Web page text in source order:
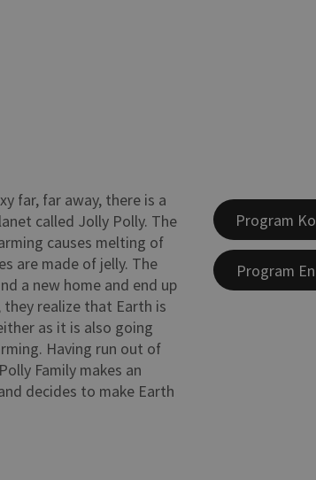
far, far away, there is a
called Jolly Polly. The
causes melting of
are made of jelly. The
a new home and end up
they realize that Earth is
as it is also going
Having run out of
Family makes an
decides to make Earth
Program Ko
Program En